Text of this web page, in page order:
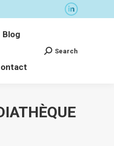
La
s'ouvre
fenêtre
Blog
Recherche
Search
Blog